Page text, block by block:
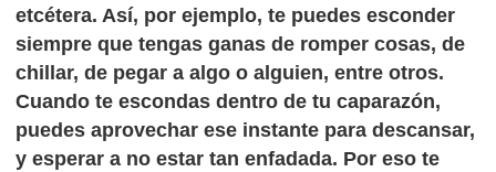
etcétera. Así, por ejemplo, te puedes esconder
siempre que tengas ganas de romper cosas, de
chillar, de pegar a algo o alguien, entre otros.
Cuando te escondas dentro de tu caparazón,
puedes aprovechar ese instante para descansar,
y esperar a no estar tan enfadada. Por eso te